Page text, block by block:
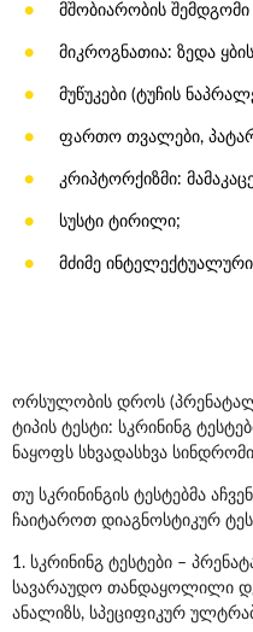
მშობიარობის
მიკროგნათია: ზედა
მუწუკები (ტუჩის
ფართო თვალები,
კრიპტორქიზმი:
სუსტი ტირილი;
მძიმე
ორსულობის დროს
ტიპის ტესტი: სკრინინგ
ნაყოფს სხვადასხვა
თუ სკრინინგის ტესტებმა
ჩაიტაროთ დიაგნოსტიკურ
1. სკრინინგ ტესტები –
სავარაუდო თანდაყოლილი
ანალიზს, სპეციფიკურ